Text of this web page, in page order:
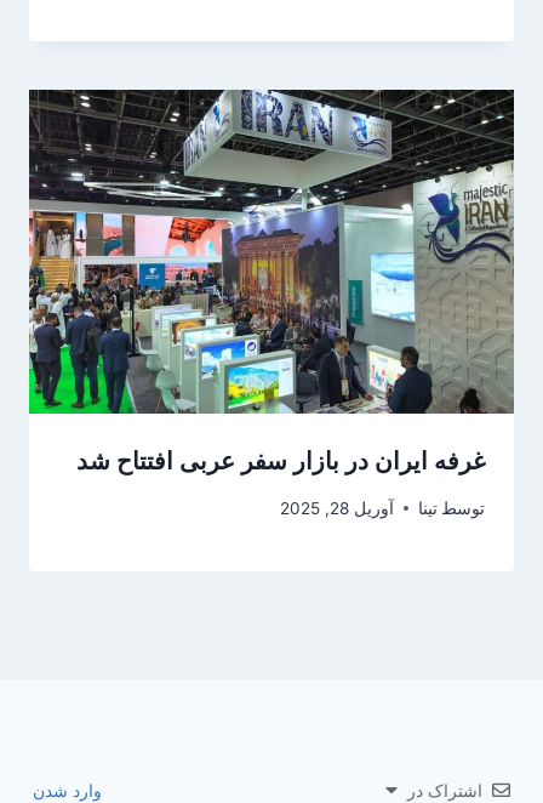
غرفه ایران در بازار سفر عربی افتتاح شد
توسط تینا آوریل 28, 2025
اشتراک در وارد شدن